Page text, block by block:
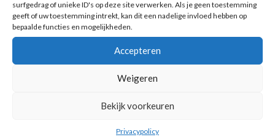
surfgedrag of unieke ID's op deze site verwerken. Als je geen toestemming
geeft of uw toestemming intrekt, kan dit een nadelige invloed hebben op
bepaalde functies en mogelijkheden.
Accepteren
Weigeren
Bekijk voorkeuren
Privacypolicy
Het Strijkkwartet, ook voor familie
aangelegenheden en zakelijke evenementen
Uitvaart